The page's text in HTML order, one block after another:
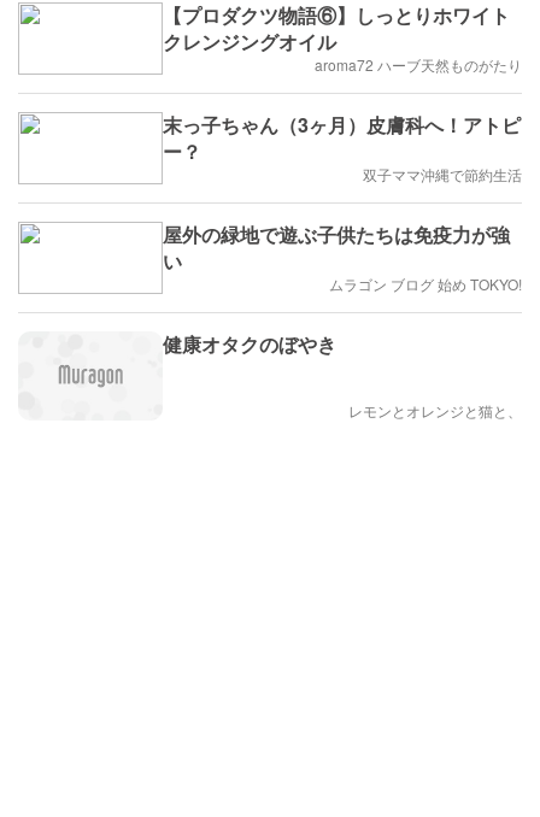
【プロダクツ物語⑥】しっとりホワイト
クレンジングオイル
aroma72 ハーブ天然ものがたり
末っ子ちゃん（3ヶ月）皮膚科へ！アトピ
ー？
双子ママ沖縄で節約生活
屋外の緑地で遊ぶ子供たちは免疫力が強
い
ムラゴン ブログ 始め TOKYO!
健康オタクのぼやき
レモンとオレンジと猫と、